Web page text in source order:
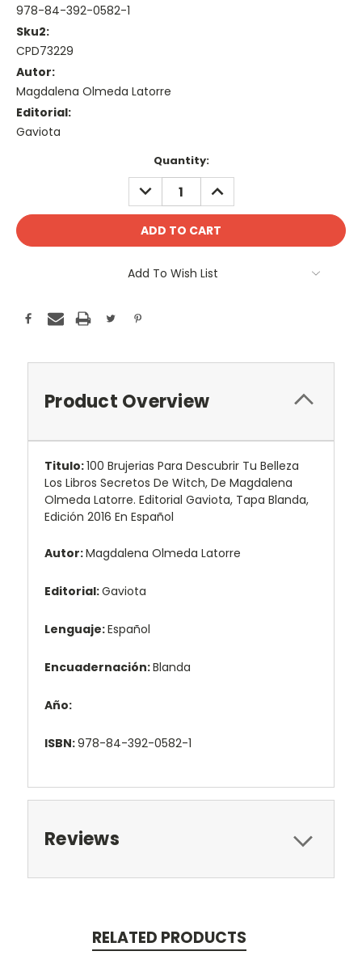
978-84-392-0582-1
Sku2:
CPD73229
Autor:
Magdalena Olmeda Latorre
Editorial:
Gaviota
Quantity:
DECREASE
QUANTITY:
INCREASE
QUANTITY:
Add To Wish List
Product Overview
Titulo:100 Brujerias Para Descubrir Tu Belleza
Los Libros Secretos De Witch, De Magdalena
Olmeda Latorre. Editorial Gaviota, Tapa Blanda,
Edición 2016 En Español
Autor:Magdalena Olmeda Latorre
Editorial:Gaviota
Lenguaje:Español
Encuadernación:Blanda
Año:
ISBN:978-84-392-0582-1
Reviews
RELATED PRODUCTS